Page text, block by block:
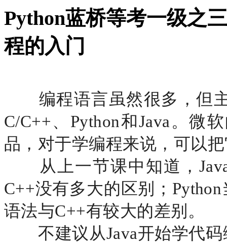
Python蓝桥等考一级之
程的入门
编程语言虽然很多，但主
C/C++、Python和Java。微
品，对于学编程来说，可以
从上一节课中知道，
C++没有多大的区别；
语法与C++有较大的差别。
不建议从Java开始学代